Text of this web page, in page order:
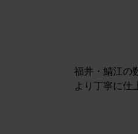
福井・鯖江の
より丁寧に仕